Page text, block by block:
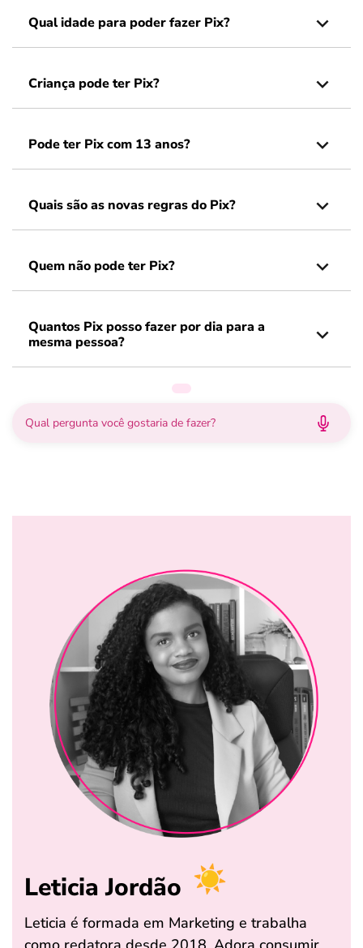
Qual idade para poder fazer Pix?
Criança pode ter Pix?
Pode ter Pix com 13 anos?
Quais são as novas regras do Pix?
Quem não pode ter Pix?
Quantos Pix posso fazer por dia para a
mesma pessoa?
Leticia Jordão
Leticia é formada em Marketing e trabalha